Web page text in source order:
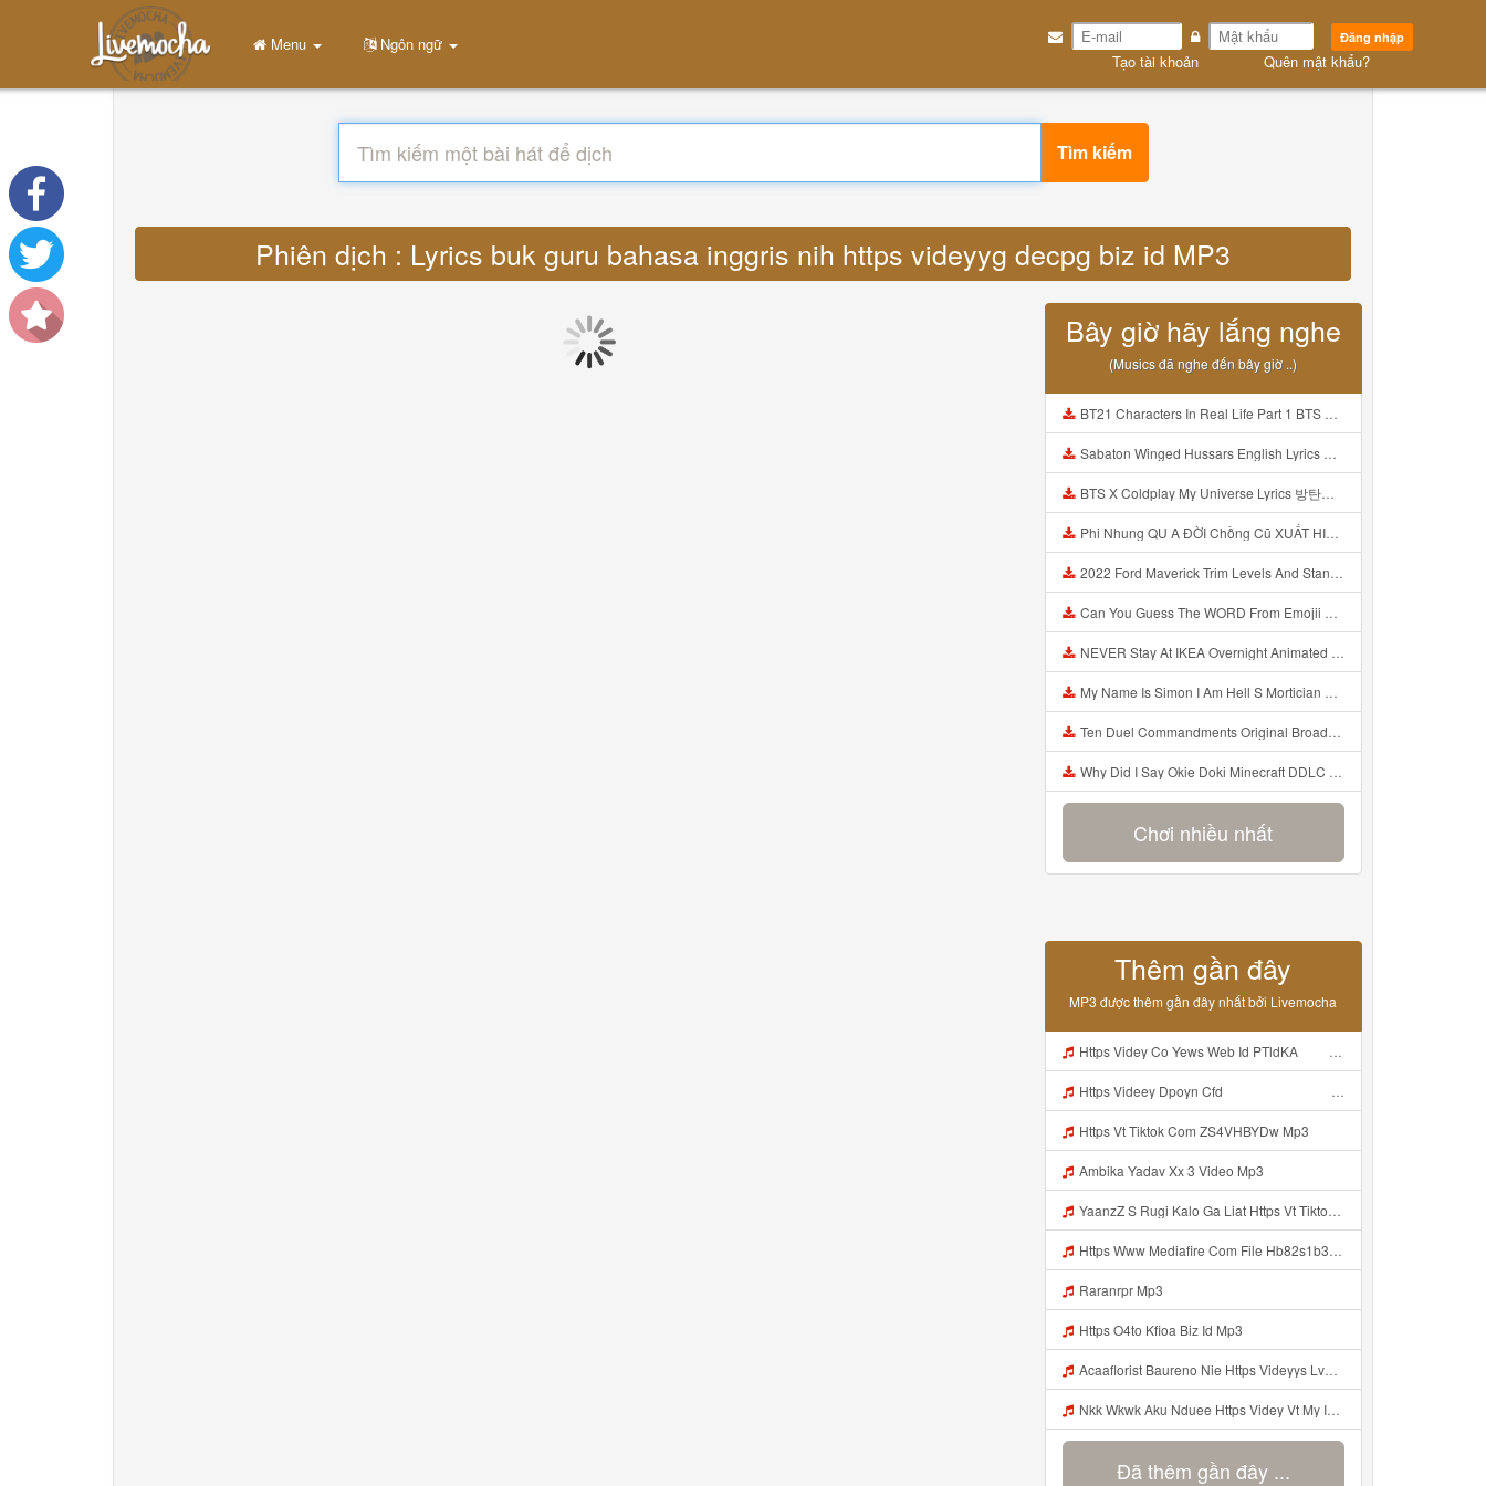
Đăng nhập
Tạo tài khoản Quên mật khẩu?
Menu Ngôn ngữ
Tìm kiếm
Phiên dịch : Lyrics buk guru bahasa inggris nih https videyyg decpg biz id MP3
Bây giờ hãy lắng nghe
(Musics đã nghe đến bây giờ ..)
BT21 Characters In Real Life Part 1 BTS AND BT21 방탄소년단 BT21 BT21아가들은 아빠조아 따라쟁이들 BTS Vs BT21 Mp3
Sabaton Winged Hussars English Lyrics Mp3
BTS X Coldplay My Universe Lyrics 방탄소년단 콜드플레이 My Universe 가사 Color Coded Lyrics Han Rom Eng Mp3
Phi Nhung QU A ĐỜI Chồng Cũ XUẤT HIỆN Khóc Hối Hận Vì Làm Điều KHỦNG KHIẾP Với Cô Mp3
2022 Ford Maverick Trim Levels And Standard Features Explained Mp3
Can You Guess The WORD From Emojii COMPOUND WORD EMOJII CHALLENGE 90 PEOPLE FAIL Guess Mp3
NEVER Stay At IKEA Overnight Animated SCP 3008 Horror Story Mp3
My Name Is Simon I Am Hell S Mortician And I Am Going To Kill God Creepypasta Mp3
Ten Duel Commandments Original Broadway Cast Of Hamilton Lyrics Mp3
Why Did I Say Okie Doki Minecraft DDLC Animated Music Video Song By The Stupendium Mp3
Chơi nhiều nhất
Thêm gần đây
MP3 được thêm gần đây nhất bởi Livemocha
Https Videy Co Yews Web Id PTldKA ᅠ ᅠ ᅠ ᅠ ᅠ ᅠ ᅠ ᅠ ᅠ ᅠ ᅠ ᅠ ᅠ ᅠ ᅠ ᅠ ᅠ ᅠ ᅠ ᅠ ᅠ ᅠ ᅠ ᅠ ᅠ ᅠ ᅠ ᅠ ᅠ ᅠ ᅠ ᅠ ᅠ ᅠ ᅠ ᅠ ᅠ ᅠ ᅠ ᅠ ᅠ ᅠ ᅠ Mp3
Https Videey Dpoyn Cfd ᅠ ᅠ ᅠ ᅠ ᅠ ᅠ ᅠ ᅠ ᅠ ᅠ ᅠ Mp3
Https Vt Tiktok Com ZS4VHBYDw Mp3
Ambika Yadav Xx 3 Video Mp3
YaanzZ S Rugi Kalo Ga Liat Https Vt Tiktok Com ZS4VHBYDw Mp3
Https Www Mediafire Com File Hb82s1b3x0stnza CONFIG BUNDLE SUPER VOID Mp3
Raranrpr Mp3
Https O4to Kfioa Biz Id Mp3
Acaaflorist Baureno Nie Https Videyys Lvonya Web Id ᅟᅟᅟᅟᅟᅟᅟᅟᅟᅟᅟᅟᅟᅟᅟᅟᅟᅟᅟᅟᅟᅟᅟᅟᅟᅟᅟᅟᅟᅟᅟᅟ ᅠ ᅠ ᅠ ᅠ ᅠ ᅠ ᅠ ᅠ ᅠ ᅠ ᅠ ᅠ ᅠ ᅠ ᅠ OKk ᅠ ᅠ ᅠ ᅠ ᅠ ᅠ ᅠ ᅠ ᅠ ᅠ ᅠ ᅠ ᅠ ᅠ ᅠ ᅠ ᅠ Mp3
Nkk Wkwk Aku Nduee Https Videy Vt My Id ZGcZF ᅟᅟᅟᅟᅟᅟᅟᅟᅟᅟᅟᅟᅟᅟᅟᅟᅟᅟᅟᅟᅟᅟᅟᅟᅟᅟᅟᅟᅟᅟᅟᅟ ᅠ ᅠ ᅠ ᅠ ᅠ ᅠ ᅠ ᅠ ᅠ ᅠ ᅠ ᅠ ᅠ ᅠ ᅠ Yes ᅠ ᅠ ᅠ ᅠ ᅠ ᅠ ᅠ ᅠ ᅠ ᅠ ᅠ ᅠ ᅠ ᅠ ᅠ ᅠ ᅠ Mp3
Đã thêm gần đây ...